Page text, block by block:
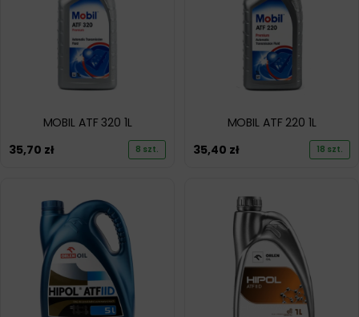
MOBIL ATF 320 1L
35,70 zł 8 szt.
MOBIL ATF 220 1L
35,40 zł 18 szt.